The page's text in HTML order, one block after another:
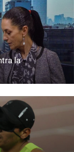
la